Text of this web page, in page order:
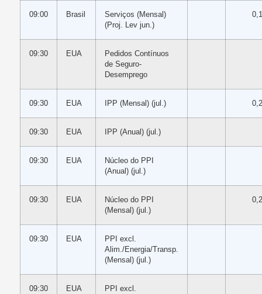
09:00 Brasil
Serviços (Mensal)
(Proj. Lev jun.)
09:30 EUA
Pedidos Contínuos
de Seguro-
Desemprego
09:30 EUA IPP (Mensal) (jul.)
09:30 EUA IPP (Anual) (jul.)
09:30 EUA
Núcleo do PPI
(Anual) (jul.)
09:30 EUA
Núcleo do PPI
(Mensal) (jul.)
09:30 EUA
PPI excl.
Alim./Energia/Transp.
(Mensal) (jul.)
09:30 EUA
PPI excl.